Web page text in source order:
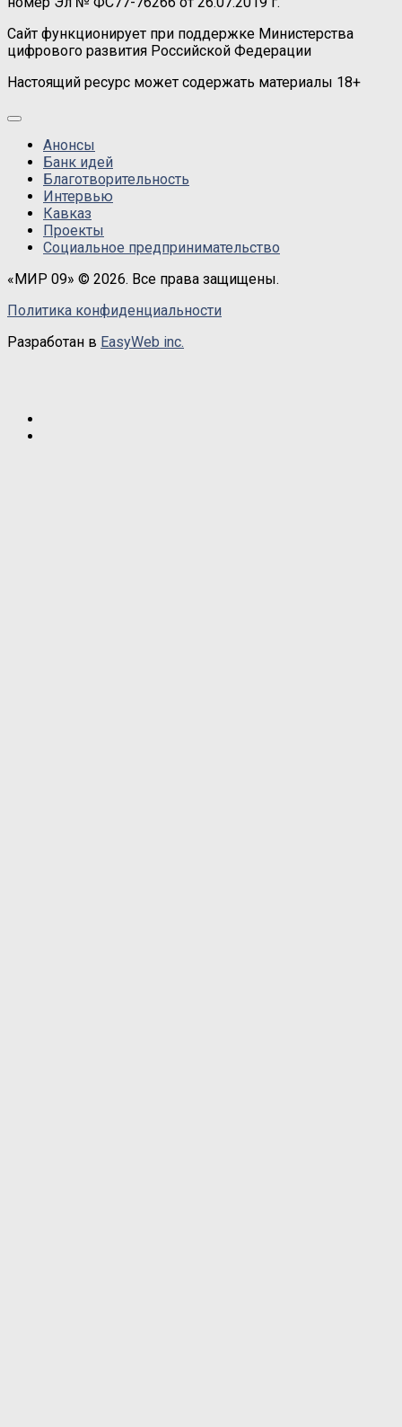
Сайт функционирует при поддержке Министерства
цифрового развития Российской Федерации
Настоящий ресурс может содержать материалы 18+
Анонсы
Банк идей
Благотворительность
Интервью
Кавказ
Проекты
Социальное предпринимательство
«МИР 09» © 2026. Все права защищены.
Политика конфиденциальности
Разработан в EasyWeb inc.